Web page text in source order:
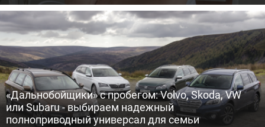
«Дальнобойщики» с пробегом: Volvo, Skoda, VW
или Subaru - выбираем надежный
полноприводный универсал для семьи